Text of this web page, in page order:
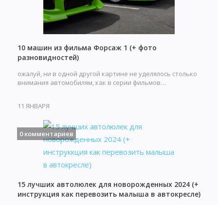
10 машин из фильма Форсаж 1 (+ фото
разновидностей)
ожалуй, ни в одной другой картине не уделялось столько
внимания автомобилям, как в серии фильмов…
11 ЯНВАРЯ
0 комментариев
15 лучших автолюлек для новорожденных 2024 (+
инструкция как перевозить малыша в автокресле)